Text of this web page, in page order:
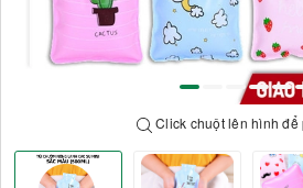
Click chuột lên hình để